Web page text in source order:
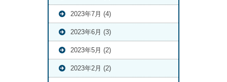
2023年7月 (4)
2023年6月 (3)
2023年5月 (2)
2023年2月 (2)